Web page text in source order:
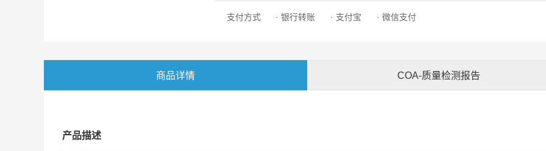
支付方式 · 银行转账 · 支付宝 · 微信支付
商品详情 COA-质量检测报告
产品描述